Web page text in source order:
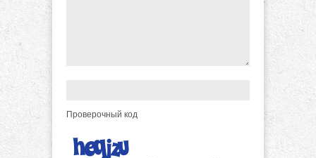
Проверочный код